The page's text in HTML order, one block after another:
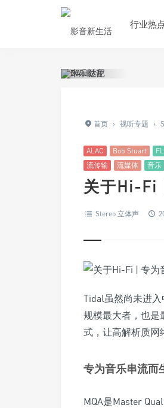
行业热
首页 › 视听专题 ›
ALAC Bob Stuart
流传输
流媒体 音乐
关于Hi-Fi
Stereo 立体声
Tidal虽然尚未进
规模最大者，也是
式，让高解析质网
专为音乐串流而
MQA是Master